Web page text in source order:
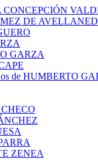
DE
GARZA
de HUMBERTO
ZENEA